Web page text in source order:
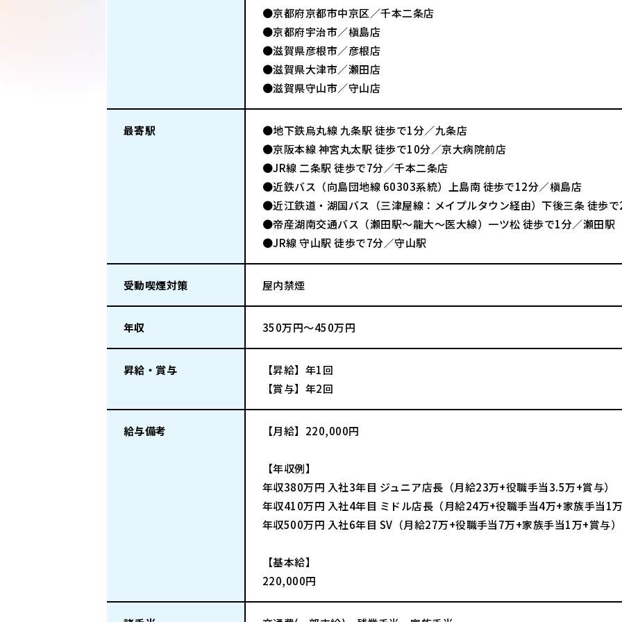
●京都府京都市中京区／千本二条店
●京都府宇治市／槇島店
●滋賀県彦根市／彦根店
●滋賀県大津市／瀬田店
●滋賀県守山市／守山店
最寄駅
●地下鉄烏丸線 九条駅 徒歩で1分／九条店
●京阪本線 神宮丸太駅 徒歩で10分／京大病院前店
●JR線 二条駅 徒歩で7分／千本二条店
●近鉄バス（向島団地線 60303系統）上島南 徒歩で12分／槇島店
●近江鉄道・湖国バス（三津屋線：メイプルタウン経由）下後三条 徒歩
●帝産湖南交通バス（瀬田駅～龍大～医大線）一ツ松 徒歩で1分／瀬田駅
●JR線 守山駅 徒歩で7分／守山駅
受動喫煙対策 屋内禁煙
年収 350万円～450万円
昇給・賞与
【昇給】年1回
【賞与】年2回
給与備考 【月給】220,000円
【年収例】
年収380万円 入社3年目 ジュニア店長（月給23万+役職手当3.5万+賞与）
年収410万円 入社4年目 ミドル店長（月給24万+役職手当4万+家族手当1万
年収500万円 入社6年目 SV（月給27万+役職手当7万+家族手当1万+賞与）
【基本給】
220,000円